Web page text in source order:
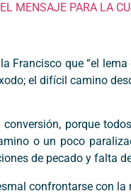
MENSAJE PARA LA
Francisco que “el
el difícil camino
porque
o un poco
de pecado y falta
confrontarse con